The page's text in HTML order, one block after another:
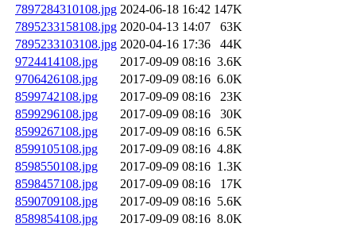
7897284310108.jpg 2024-06-18 16:42 147K
7895233158108.jpg 2020-04-13 14:07
63K
7895233103108.jpg 2020-04-16 17:36
44K
9724414108.jpg
2017-09-09 08:16 3.6K
9706426108.jpg
2017-09-09 08:16 6.0K
8599742108.jpg
2017-09-09 08:16
23K
8599296108.jpg
2017-09-09 08:16
30K
8599267108.jpg
2017-09-09 08:16 6.5K
8599105108.jpg
2017-09-09 08:16 4.8K
8598550108.jpg
2017-09-09 08:16 1.3K
8598457108.jpg
2017-09-09 08:16
17K
8590709108.jpg
2017-09-09 08:16 5.6K
8589854108.jpg
2017-09-09 08:16 8.0K